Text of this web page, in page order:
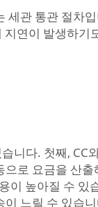
관 통관 절차
연이 발생하기
니다. 첫째, CC
로 요금을 산
이 높아질 수 있
느릴 수 있습